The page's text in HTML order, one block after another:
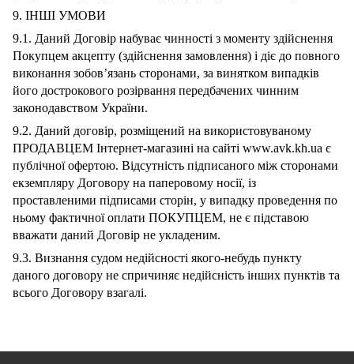
9. ІНШІ УМОВИ
9.1. Даний Договір набуває чинності з моменту здійснення
Покупцем акцепту (здійснення замовлення) і діє до повного
виконання зобов’язань сторонами, за винятком випадків
його дострокового розірвання передбачених чинним
законодавством України.
9.2. Даний договір, розміщений на використовуваному
ПРОДАВЦЕМ Інтернет-магазині на сайті www.avk.kh.ua є
публічної офертою. Відсутність підписаного між сторонами
екземпляру Договору на паперовому носії, із
проставленими підписами сторін, у випадку проведення по
ньому фактичної оплати ПОКУПЦЕМ, не є підставою
вважати даний Договір не укладеним.
9.3. Визнання судом недійсності якого-небудь пункту
даного договору не спричиняє недійсність інших пунктів та
всього Договору взагалі.